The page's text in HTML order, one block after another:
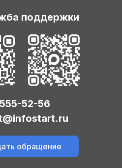
поддержки
52-56
обращение